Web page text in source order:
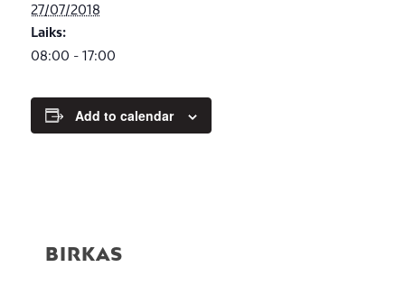
27/07/2018
Laiks:
08:00 - 17:00
Add to calendar
BIRKAS